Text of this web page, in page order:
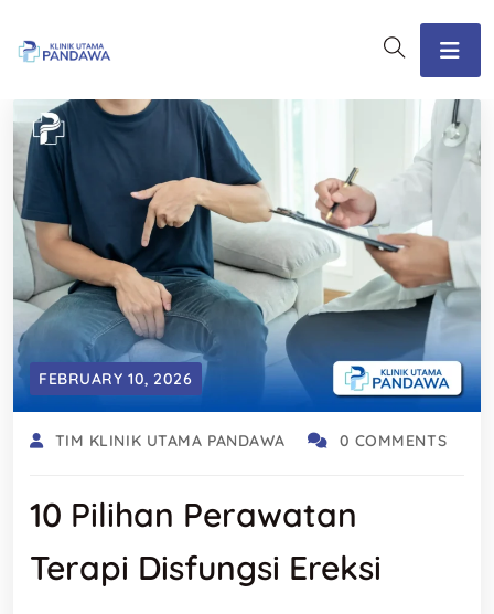
FEBRUARY 10, 2026
TIM KLINIK UTAMA PANDAWA 0 COMMENTS
10 Pilihan Perawatan
Terapi Disfungsi Ereksi